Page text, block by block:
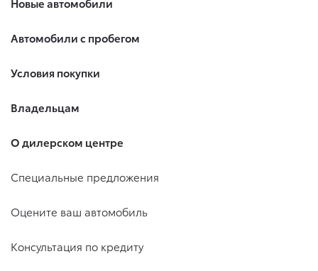
Автомобили с пробегом
Условия покупки
Владельцам
О дилерском центре
Специальные предложения
Оцените ваш автомобиль
Консультация по кредиту